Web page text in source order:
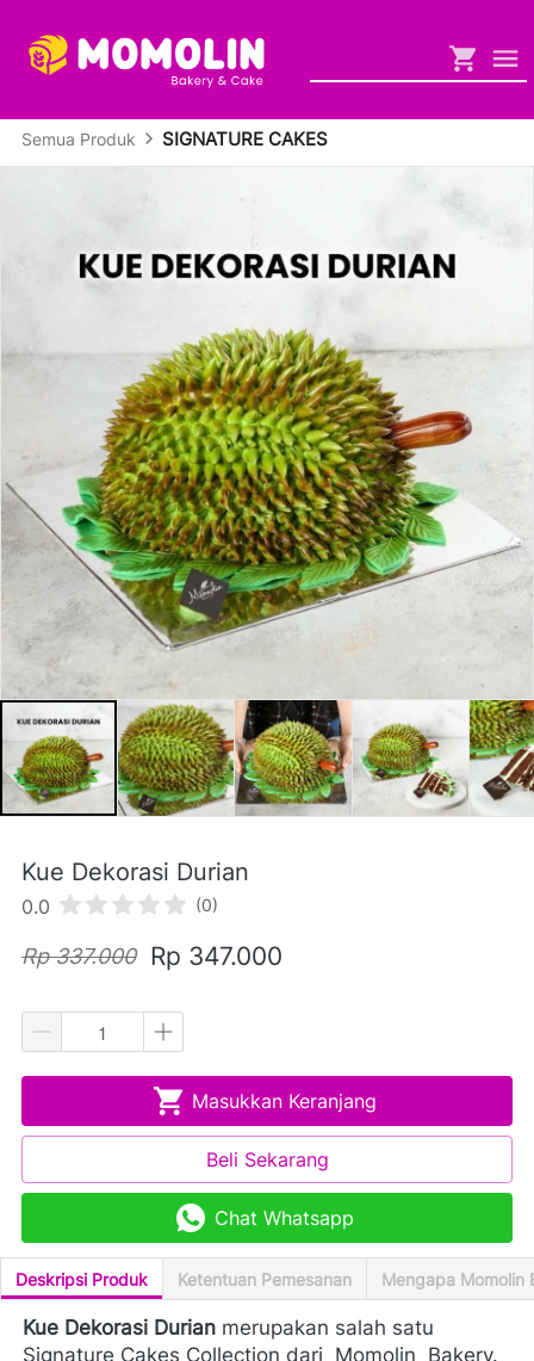
Semua Produk SIGNATURE CAKES
Kue Dekorasi Durian
0.0 (0)
Rp 337.000 Rp 347.000
` Masukkan Keranjang
`
Beli Sekarang
` Chat Whatsapp
Deskripsi Produk Ketentuan Pemesanan Mengapa Momolin
Kue Dekorasi Durian merupakan salah satu
Signature Cakes Collection dari Momolin Bakery.